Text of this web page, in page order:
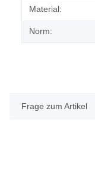
Material:
Norm:
Frage zum Artikel